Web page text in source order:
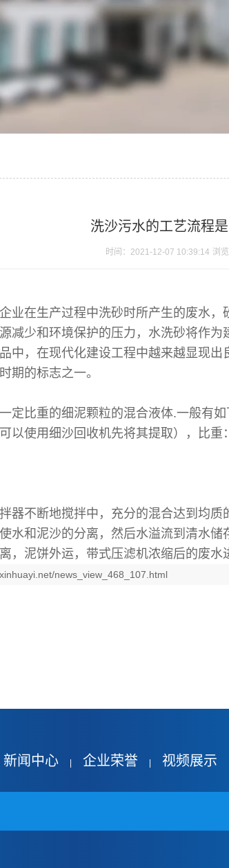
洗沙污水的工艺流程
时间：2021-12-07 10:39:14 浏
业在生产过程中洗砂时所产生的废水
减少和环境保护的压力，水洗砂将作
中，在现代化建设工程中越来越显现
期的标志之一。
定比重的细泥颗粒的混合液体.一般有
以使用细沙回收机先将其提取），比
器不断地搅拌中，充分的混合达到均
水和泥沙的分离，然后水溢流到清水
，泥饼外运，带式压滤机浓缩后的废
news_view_468_107.html
新闻中心 企业荣誉 视频展示